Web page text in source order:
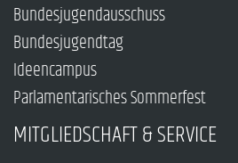
Bundesjugendausschuss
Bundesjugendtag
Ideencampus
Parlamentarisches Sommerfest
MITGLIEDSCHAFT & SERVICE